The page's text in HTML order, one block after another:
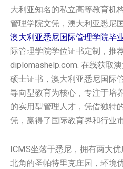
大利亚知名的私立高等教育机
管理学院文凭，澳大利亚悉尼
澳大利亚悉尼国际管理学院毕
际管理学院学位证书定制，推
diplomashelp.com. 在线获取
硕士证书，澳大利亚悉尼国际
导向型教育为核心，专注于培
的实用型管理人才，凭借独特
凭，赢得了国际教育界和行业
ICMS坐落于悉尼，拥有两大
北角的圣帕特里克庄园，环境